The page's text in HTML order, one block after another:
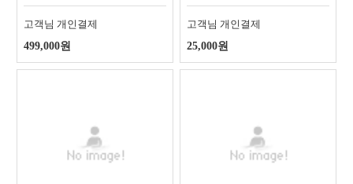
고객님 개인결제
499,000원
고객님 개인결제
25,000원